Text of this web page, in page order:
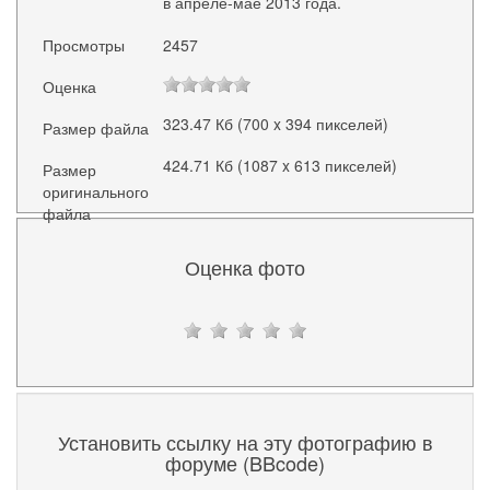
Просмотры
2457
Оценка
Размер файла
323.47 Кб (700 x 394 пикселей)
Размер
оригинального
файла
424.71 Кб (1087 x 613 пикселей)
Оценка фото
Установить ссылку на эту фотографию в
форуме (BBcode)